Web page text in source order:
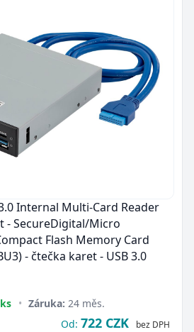
Internal Multi-Card Reader
- SecureDigital/Micro
Flash Memory Card
- čtečka karet - USB 3.0
• Záruka: 24 měs.
Od: 722 CZK bez DPH